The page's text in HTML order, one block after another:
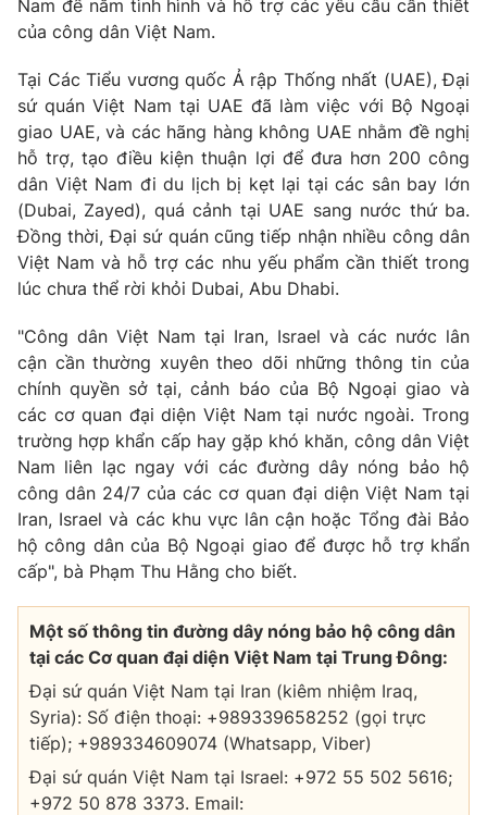
Cơ quan báo chí:Thời báo VTV
Giấy phép hoạt động báo in và báo điện tử số 483/GP-BTTTT
Tổng Biên tập: Vũ Thanh Thủy
Phó Tổng Biên tập:
Nguyễn Thị Mỹ Hạnh, Phạm Quốc Thắng,
Nguyễn Trọng Ninh
Tổng đài VTV:
024.38 355 931 - 024.38 355 932
Ðiện thoại Thời báo VTV:024.66 897 897
Email: toasoan@vtv.vn
Liên hệ quảng cáo:024-7300.7108
® Cấm sao chép dưới mọi hình thức nếu không có sự chấp
Nam để nắm tình hình và hỗ trợ các yêu cầu cần thiết
của công dân Việt Nam.
Tại Các Tiểu vương quốc Ả rập Thống nhất (UAE), Đại
sứ quán Việt Nam tại UAE đã làm việc với Bộ Ngoại
giao UAE, và các hãng hàng không UAE nhằm đề nghị
hỗ trợ, tạo điều kiện thuận lợi để đưa hơn 200 công
dân Việt Nam đi du lịch bị kẹt lại tại các sân bay lớn
(Dubai, Zayed), quá cảnh tại UAE sang nước thứ ba.
Đồng thời, Đại sứ quán cũng tiếp nhận nhiều công dân
Việt Nam và hỗ trợ các nhu yếu phẩm cần thiết trong
lúc chưa thể rời khỏi Dubai, Abu Dhabi.
"Công dân Việt Nam tại Iran, Israel và các nước lân
cận cần thường xuyên theo dõi những thông tin của
chính quyền sở tại, cảnh báo của Bộ Ngoại giao và
các cơ quan đại diện Việt Nam tại nước ngoài. Trong
trường hợp khẩn cấp hay gặp khó khăn, công dân Việt
Nam liên lạc ngay với các đường dây nóng bảo hộ
công dân 24/7 của các cơ quan đại diện Việt Nam tại
Iran, Israel và các khu vực lân cận hoặc Tổng đài Bảo
hộ công dân của Bộ Ngoại giao để được hỗ trợ khẩn
cấp", bà Phạm Thu Hằng cho biết.
Một số thông tin đường dây nóng bảo hộ công dân
tại các Cơ quan đại diện Việt Nam tại Trung Đông:
Đại sứ quán Việt Nam tại Iran (kiêm nhiệm Iraq,
Syria): Số điện thoại: +989339658252 (gọi trực
tiếp); +989334609074 (Whatsapp, Viber)
Đại sứ quán Việt Nam tại Israel: +972 55 502 5616;
+972 50 878 3373. Email: